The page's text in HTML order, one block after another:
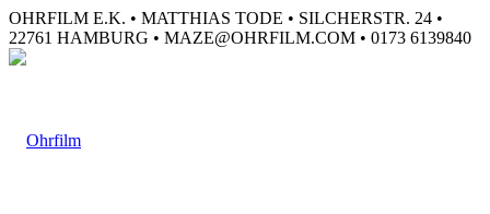
OHRFILM E.K. • MATTHIAS TODE • SILCHERSTR. 24 •
22761 HAMBURG • MAZE@OHRFILM.COM • 0173 6139840